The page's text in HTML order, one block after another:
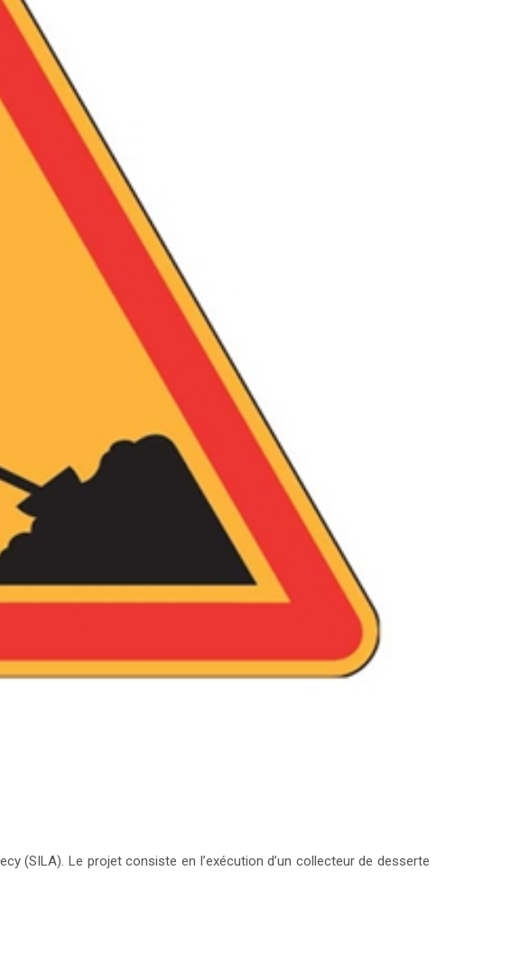
(SILA). Le projet consiste en l’exécution d’un collecteur de desserte